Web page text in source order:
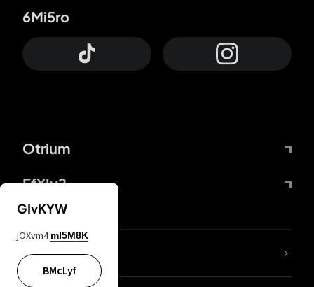
Otrium
FfYIy2
6Mi5ro
KIjvtr
GIvKYW
jOXvm4 mI5M8K
BMcLyf